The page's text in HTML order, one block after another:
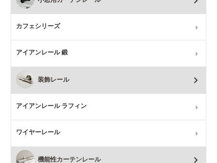
カフェシリーズ
アイアンレール 鍛
装飾レール
アイアンレール ラフィン
ワイヤーレール
機能性カーテンレール